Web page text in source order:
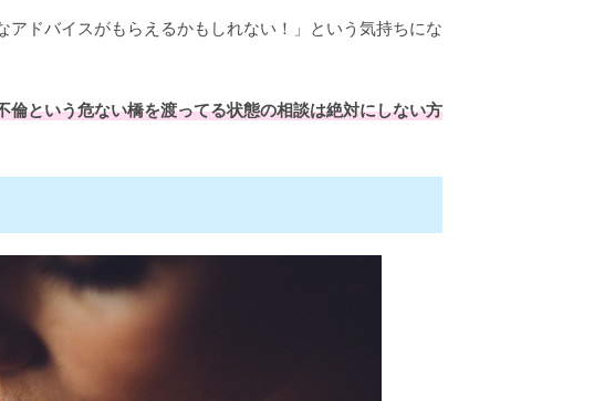
ドバイスがもらえるかもしれない！」という気持ちにな
という危ない橋を渡ってる状態の相談は絶対にしない方